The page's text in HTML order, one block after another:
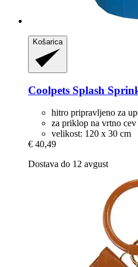
Košarica
Coolpets Splash
hitro pripravljeno za
za priklop na vrtno cev
velikost: 120 x 30 cm
€ 40,49
Dostava do 12 avgust